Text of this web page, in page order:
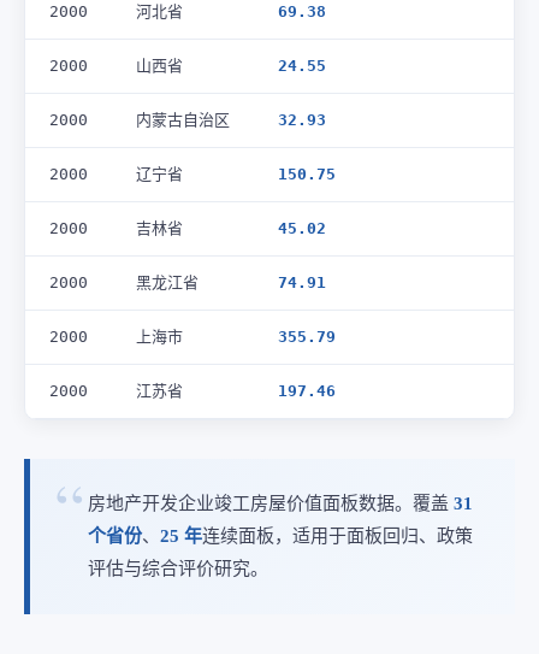
2000 河北省 69.38
2000 山西省 24.55
2000 内蒙古自治区 32.93
2000 辽宁省 150.75
2000 吉林省 45.02
2000 黑龙江省 74.91
2000 上海市 355.79
2000 江苏省 197.46
房地产开发企业竣工房屋价值面板数据。覆盖 31
个省份、 25 年连续面板，适用于面板回归、政策
评估与综合评价研究。